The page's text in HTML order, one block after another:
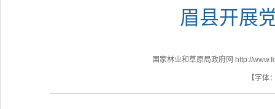
眉县开展
国家林业和草原局政府网 http://
【字体